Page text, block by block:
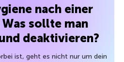
nach einer
sollte man
deaktivieren?
ist, geht es nicht nur um dein